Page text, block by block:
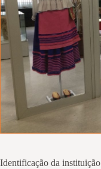
Identificação da instituição